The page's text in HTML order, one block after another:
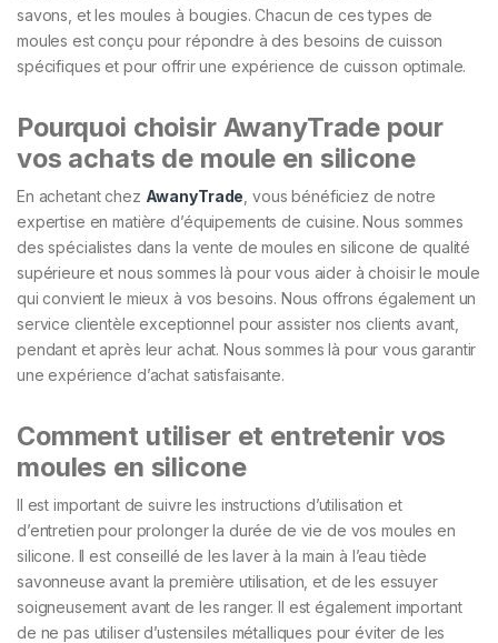
savons, et les moules à bougies. Chacun de ces types de
moules est conçu pour répondre à des besoins de cuisson
spécifiques et pour offrir une expérience de cuisson optimale.
Pourquoi choisir AwanyTrade pour
vos achats de moule en silicone
En achetant chez AwanyTrade , vous bénéficiez de notre
expertise en matière d’équipements de cuisine. Nous sommes
des spécialistes dans la vente de moules en silicone de qualité
supérieure et nous sommes là pour vous aider à choisir le moule
qui convient le mieux à vos besoins. Nous offrons également un
service clientèle exceptionnel pour assister nos clients avant,
pendant et après leur achat. Nous sommes là pour vous garantir
une expérience d’achat satisfaisante.
Comment utiliser et entretenir vos
moules en silicone
Il est important de suivre les instructions d’utilisation et
d’entretien pour prolonger la durée de vie de vos moules en
silicone. Il est conseillé de les laver à la main à l’eau tiède
savonneuse avant la première utilisation, et de les essuyer
soigneusement avant de les ranger. Il est également important
de ne pas utiliser d’ustensiles métalliques pour éviter de les